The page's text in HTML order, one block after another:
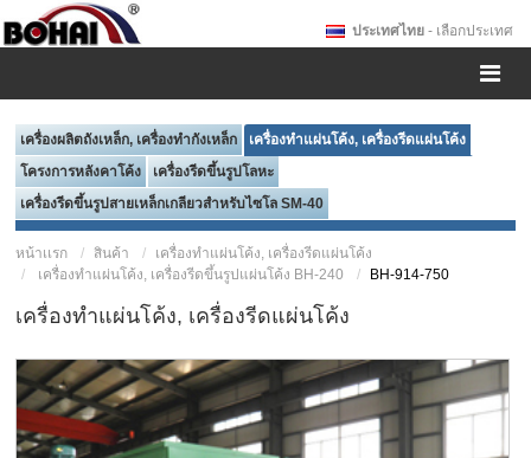
ประเทศไทย - เลือกประเทศ
เครื่องผลิตถังเหล็ก, เครื่องทำกังเหล็ก
เครื่องทำแผ่นโค้ง, เครื่องรีดแผ่นโค้ง
โครงการหลังคาโค้ง
เครื่องรีดขึ้นรูปโลหะ
เครื่องรีดขึ้นรูปสายเหล็กเกลียวสำหรับไซโล SM-40
หน้าเเรก สินค้า
เครื่องทำแผ่นโค้ง, เครื่องรีดแผ่นโค้ง
เครื่องทำแผ่นโค้ง, เครื่องรีดขึ้นรูปแผ่นโค้ง BH-240
BH-914-750
เครื่องทำแผ่นโค้ง, เครื่องรีดแผ่นโค้ง